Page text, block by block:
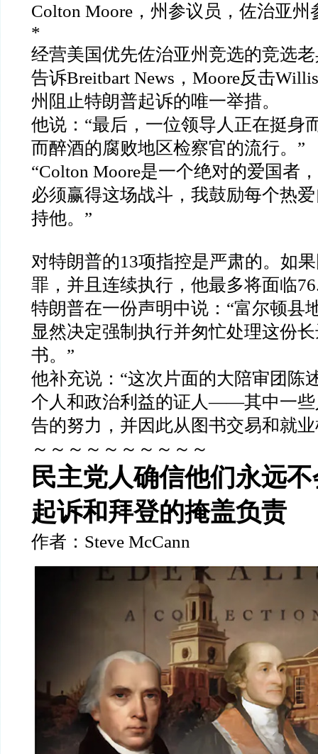
Colton Moore ，州参议员，佐治亚州
*
经营美国优先佐治亚州竞选的竞选
告诉Breitbart News ， Moore反击Willis
州阻止特朗普起诉的唯一举措。
他说： “最后，一位领导人正在挺身
而醉酒的腐败地区检察官的流行。 ”
“Colton Moore是一个绝对的爱国者，
必须赢得这场战斗，我鼓励每个热
持他。 ”
对特朗普的13项指控是严肃的。如
罪，并且连续执行，他最多将面临
特朗普在一份声明中说： “富尔顿县
显然决定强制执行并匆忙处理这份
书。 ”
他补充说： “这次片面的大陪审团陈
个人和政治利益的证人——其中一
告的努力，并因此从图书交易和就
～～～～～～～～～～
民主党人确信他们永远
起诉和拜登的掩盖负责
作者： Steve McCann